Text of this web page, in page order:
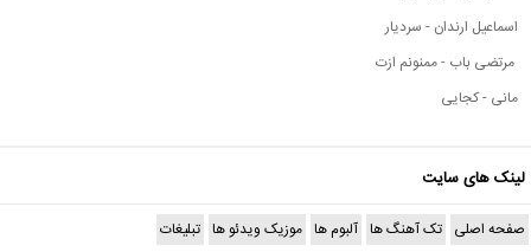
اسماعیل ارندان - سردیار
مرتضی باب - ممنونم ازت
مانی - کجایی
لینک های سایت
صفحه اصلی تک آهنگ ها آلبوم ها موزیک ویدئو ها تبلیغات